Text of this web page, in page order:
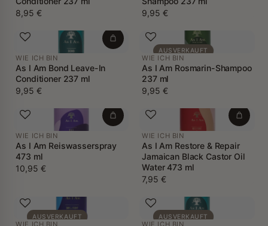
8,95 €
9,95 €
WIE ICH BIN
As I Am Bond Leave-In
Conditioner 237 ml
9,95 €
AUSVERKAUFT
WIE ICH BIN
As I Am Rosmarin-Shampoo
237 ml
9,95 €
WIE ICH BIN
As I Am Reiswasserspray
473 ml
10,95 €
WIE ICH BIN
As I Am Restore & Repair
Jamaican Black Castor Oil
Water 473 ml
7,95 €
AUSVERKAUFT
WIE ICH BIN
AUSVERKAUFT
WIE ICH BIN